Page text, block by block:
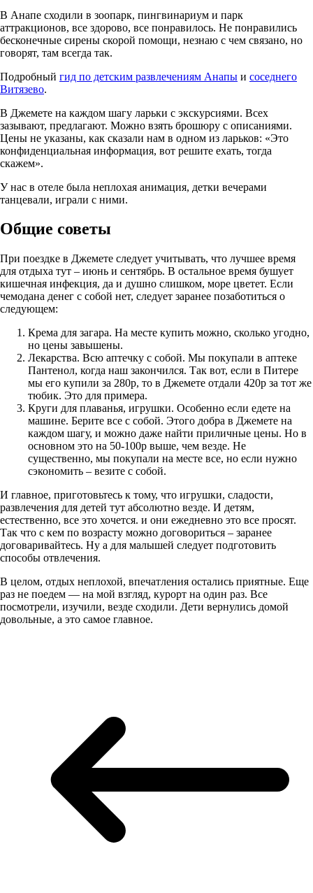
В Анапе сходили в зоопарк, пингвинариум и парк
аттракционов, все здорово, все понравилось. Не понравились
бесконечные сирены скорой помощи, незнаю с чем связано, но
говорят, там всегда так.
Подробный гид по детским развлечениям Анапы и соседнего
Витязево.
В Джемете на каждом шагу ларьки с экскурсиями. Всех
зазывают, предлагают. Можно взять брошюру с описаниями.
Цены не указаны, как сказали нам в одном из ларьков: «Это
конфиденциальная информация, вот решите ехать, тогда
скажем».
У нас в отеле была неплохая анимация, детки вечерами
танцевали, играли с ними.
Общие советы
При поездке в Джемете следует учитывать, что лучшее время
для отдыха тут – июнь и сентябрь. В остальное время бушует
кишечная инфекция, да и душно слишком, море цветет. Если
чемодана денег с собой нет, следует заранее позаботиться о
следующем:
Крема для загара. На месте купить можно, сколько угодно,
но цены завышены.
Лекарства. Всю аптечку с собой. Мы покупали в аптеке
Пантенол, когда наш закончился. Так вот, если в Питере
мы его купили за 280р, то в Джемете отдали 420р за тот же
тюбик. Это для примера.
Круги для плаванья, игрушки. Особенно если едете на
машине. Берите все с собой. Этого добра в Джемете на
каждом шагу, и можно даже найти приличные цены. Но в
основном это на 50-100р выше, чем везде. Не
существенно, мы покупали на месте все, но если нужно
сэкономить – везите с собой.
И главное, приготовьтесь к тому, что игрушки, сладости,
развлечения для детей тут абсолютно везде. И детям,
естественно, все это хочется. и они ежедневно это все просят.
Так что с кем по возрасту можно договориться – заранее
договаривайтесь. Ну а для малышей следует подготовить
способы отвлечения.
В целом, отдых неплохой, впечатления остались приятные. Еще
раз не поедем — на мой взгляд, курорт на один раз. Все
посмотрели, изучили, везде сходили. Дети вернулись домой
довольные, а это самое главное.